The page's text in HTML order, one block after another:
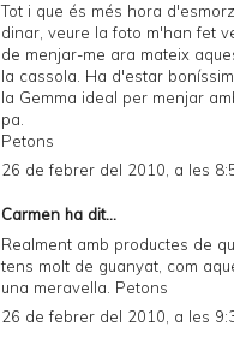
Tot i que és més hora
dinar, veure la foto m'han fet
de menjar-me ara mateix
la cassola. Ha d'estar
la Gemma ideal per menjar
pa.
Petons
26 de febrer del 2010, a les
Carmen ha dit...
Realment amb productes de
tens molt de guanyat, com
una meravella. Petons
26 de febrer del 2010, a les